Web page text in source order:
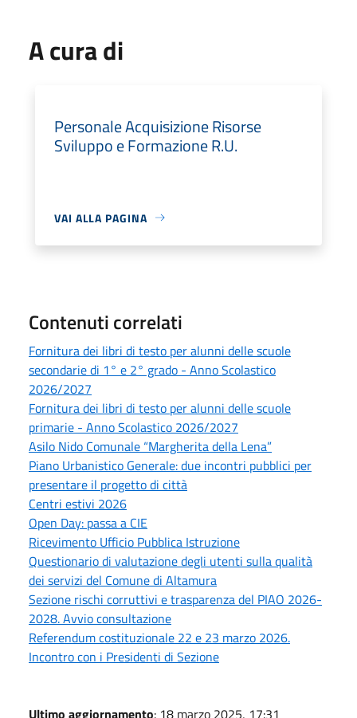
A cura di
Personale Acquisizione Risorse
Sviluppo e Formazione R.U.
VAI ALLA PAGINA
Contenuti correlati
Fornitura dei libri di testo per alunni delle scuole
secondarie di 1° e 2° grado - Anno Scolastico
2026/2027
Fornitura dei libri di testo per alunni delle scuole
primarie - Anno Scolastico 2026/2027
Asilo Nido Comunale “Margherita della Lena”
Piano Urbanistico Generale: due incontri pubblici per
presentare il progetto di città
Centri estivi 2026
Open Day: passa a CIE
Ricevimento Ufficio Pubblica Istruzione
Questionario di valutazione degli utenti sulla qualità
dei servizi del Comune di Altamura
Sezione rischi corruttivi e trasparenza del PIAO 2026-
2028. Avvio consultazione
Referendum costituzionale 22 e 23 marzo 2026.
Incontro con i Presidenti di Sezione
Ultimo aggiornamento: 18 marzo 2025, 17:31